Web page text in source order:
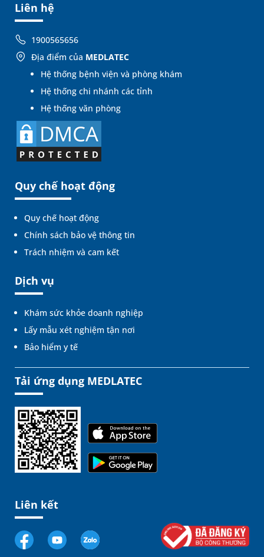
Liên hệ
1900565656
Địa điểm của MEDLATEC
Hệ thống bệnh viện và phòng khám
Hệ thống chi nhánh các tỉnh
Hệ thống văn phòng
Quy chế hoạt động
Quy chế hoạt động
Chính sách bảo vệ thông tin
Trách nhiệm và cam kết
Dịch vụ
Khám sức khỏe doanh nghiệp
Lấy mẫu xét nghiệm tận nơi
Bảo hiểm y tế
Tải ứng dụng MEDLATEC
Liên kết